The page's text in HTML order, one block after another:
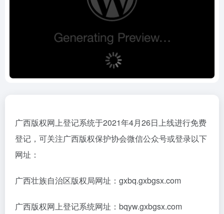
广西版权网上登记系统于2021年4月26日上线进行免费
登记，可关注广西版权保护协会微信公众号或登录以下
网址：
广西壮族自治区版权局网址：gxbq.gxbgsx.com
广西版权网上登记系统网址：bqyw.gxbgsx.com